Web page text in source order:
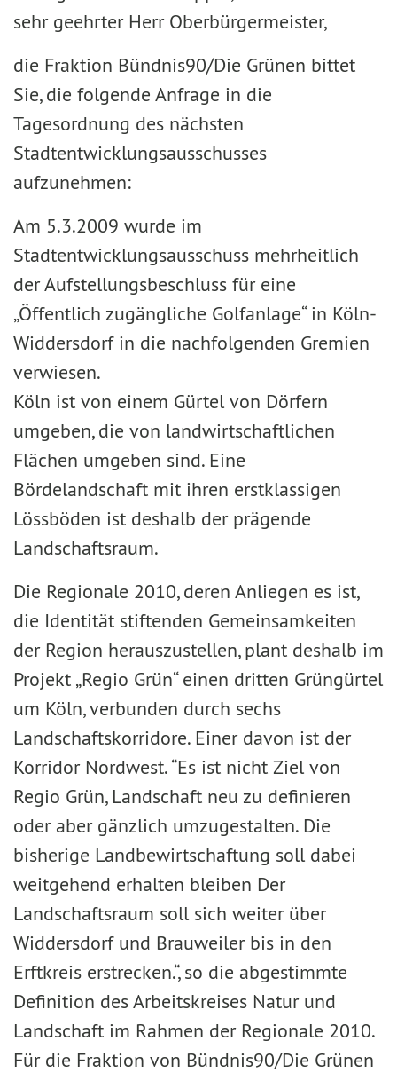
sehr geehrter Herr Oberbürgermeister,
die Fraktion Bündnis90/Die Grünen bittet
Sie, die folgende Anfrage in die
Tagesordnung des nächsten
Stadtentwicklungsausschusses
aufzunehmen:
Am 5.3.2009 wurde im
Stadtentwicklungsausschuss mehrheitlich
der Aufstellungsbeschluss für eine
„Öffentlich zugängliche Golfanlage“ in Köln-
Widdersdorf in die nachfolgenden Gremien
verwiesen.
Köln ist von einem Gürtel von Dörfern
umgeben, die von landwirtschaftlichen
Flächen umgeben sind. Eine
Bördelandschaft mit ihren erstklassigen
Lössböden ist deshalb der prägende
Landschaftsraum.
Die Regionale 2010, deren Anliegen es ist,
die Identität stiftenden Gemeinsamkeiten
der Region herauszustellen, plant deshalb im
Projekt „Regio Grün“ einen dritten Grüngürtel
um Köln, verbunden durch sechs
Landschaftskorridore. Einer davon ist der
Korridor Nordwest. “Es ist nicht Ziel von
Regio Grün, Landschaft neu zu definieren
oder aber gänzlich umzugestalten. Die
bisherige Landbewirtschaftung soll dabei
weitgehend erhalten bleiben Der
Landschaftsraum soll sich weiter über
Widdersdorf und Brauweiler bis in den
Erftkreis erstrecken.“, so die abgestimmte
Definition des Arbeitskreises Natur und
Landschaft im Rahmen der Regionale 2010.
Für die Fraktion von Bündnis90/Die Grünen